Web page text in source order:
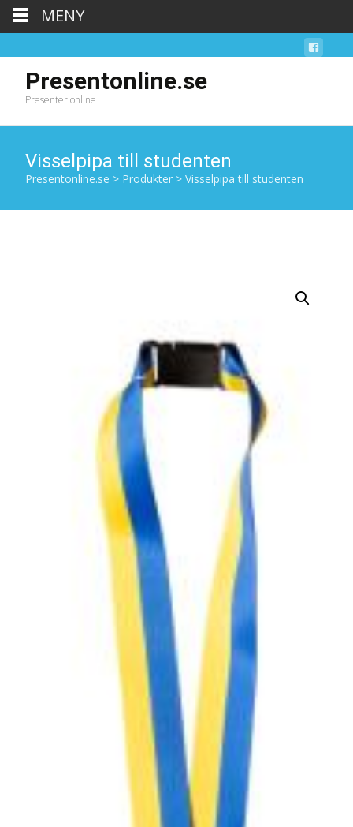
Presentonline.se
Presenter online
Visselpipa till studenten
Presentonline.se > Produkter > Visselpipa till studenten
MENY